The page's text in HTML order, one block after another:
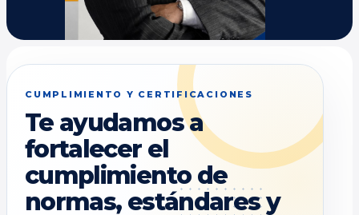
CUMPLIMIENTO Y CERTIFICACIONES
Te ayudamos a
fortalecer el
cumplimiento de
normas, estándares y